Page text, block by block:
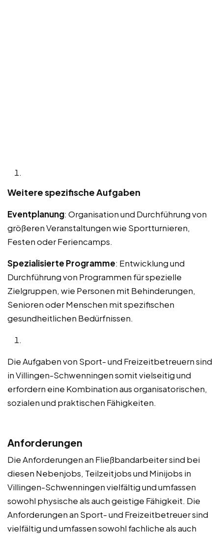
Weitere spezifische Aufgaben
Eventplanung: Organisation und Durchführung von
größeren Veranstaltungen wie Sportturnieren,
Festen oder Feriencamps.
Spezialisierte Programme: Entwicklung und
Durchführung von Programmen für spezielle
Zielgruppen, wie Personen mit Behinderungen,
Senioren oder Menschen mit spezifischen
gesundheitlichen Bedürfnissen.
Die Aufgaben von Sport- und Freizeitbetreuern sind
in Villingen-Schwenningen somit vielseitig und
erfordern eine Kombination aus organisatorischen,
sozialen und praktischen Fähigkeiten.
Anforderungen
Die Anforderungen an Fließbandarbeiter sind bei
diesen Nebenjobs, Teilzeitjobs und Minijobs in
Villingen-Schwenningen vielfältig und umfassen
sowohl physische als auch geistige Fähigkeit. Die
Anforderungen an Sport- und Freizeitbetreuer sind
vielfältig und umfassen sowohl fachliche als auch